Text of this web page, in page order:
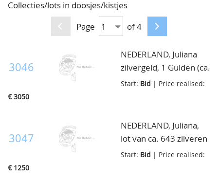
80 Years NPV
Collecties/lots in doosjes/kistjes
Page
of 4
3046
NEDERLAND, Juliana
zilvergeld, 1 Gulden (ca.
1505ex.), (2½ Gulden
Start: Bid | Price realised:
€ 3050
3047
NEDERLAND, Juliana,
lot van ca. 643 zilveren
Guldens en 169
Start: Bid | Price realised:
€ 1250